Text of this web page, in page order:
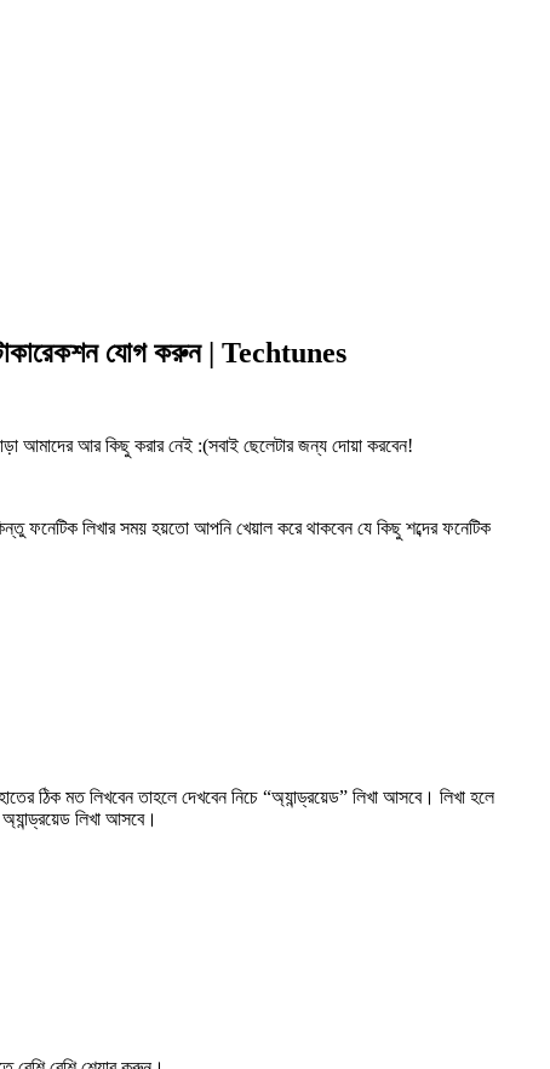
যোগ করুন | Techtunes
আমাদের আর কিছু করার নেই :(সবাই ছেলেটার জন্য দোয়া করবেন!
ফনেটিক লিখার সময় হয়তো আপনি খেয়াল করে থাকবেন যে কিছু শব্দের ফনেটিক
মত লিখবেন তাহলে দেখবেন নিচে “অ্যান্ড্রয়েড” লিখা আসবে। লিখা হলে
লিখা আসবে।